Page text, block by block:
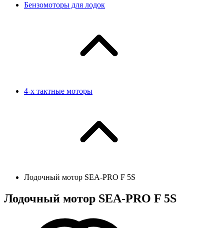
Бензомоторы для лодок
4-х тактные моторы
Лодочный мотор SEA-PRO F 5S
Лодочный мотор SEA-PRO F 5S